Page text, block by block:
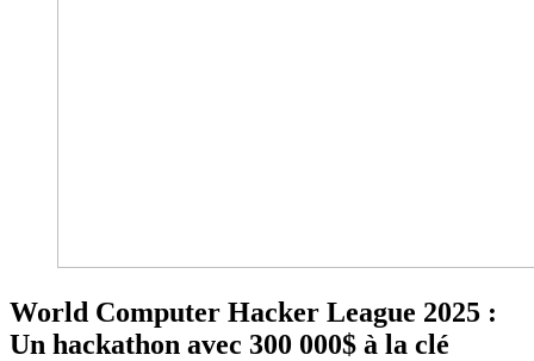
World Computer Hacker League 2025 :
Un hackathon avec 300 000$ à la clé